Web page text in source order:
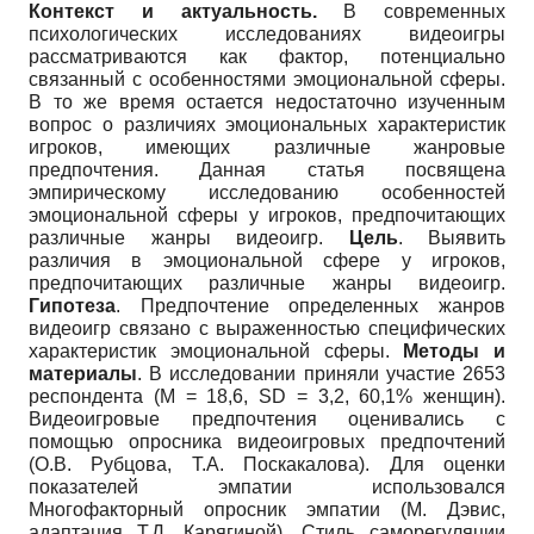
Контекст и актуальность.
В современных
психологических исследованиях видеоигры
рассматриваются как фактор, потенциально
связанный с особенностями эмоциональной сферы.
В то же время остается недостаточно изученным
вопрос о различиях эмоциональных характеристик
игроков, имеющих различные жанровые
предпочтения. Данная статья посвящена
эмпирическому исследованию особенностей
эмоциональной сферы у игроков, предпочитающих
различные жанры видеоигр.
Цель. Выявить
различия в эмоциональной сфере у игроков,
предпочитающих различные жанры видеоигр.
Гипотеза. Предпочтение определенных жанров
видеоигр связано с выраженностью специфических
характеристик эмоциональной сферы.
Методы и
материалы. В исследовании приняли участие 2653
респондента (M = 18,6, SD = 3,2, 60,1% женщин).
Видеоигровые предпочтения оценивались с
помощью опросника видеоигровых предпочтений
(О.В. Рубцова, Т.А. Поскакалова). Для оценки
показателей эмпатии использовался
Многофакторный опросник эмпатии (М. Дэвис,